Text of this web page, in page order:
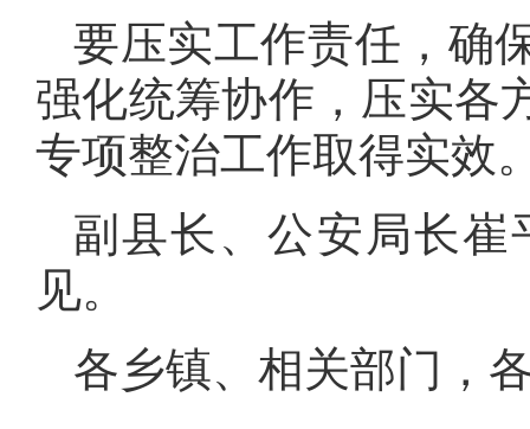
要压实工作责任，确
强化统筹协作，压实各
专项整治工作取得实效
副县长、公安局长
见。
各乡镇、相关部门，